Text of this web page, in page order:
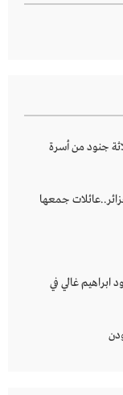
جنود من أسرة
جمعها
غالي في